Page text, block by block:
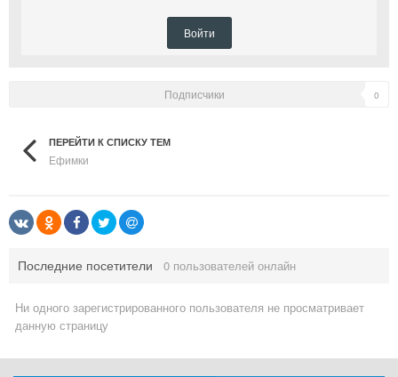
Войти
Подписчики 0
ПЕРЕЙТИ К СПИСКУ ТЕМ
Ефимки
Последние посетители 0 пользователей онлайн
Ни одного зарегистрированного пользователя не просматривает
данную страницу